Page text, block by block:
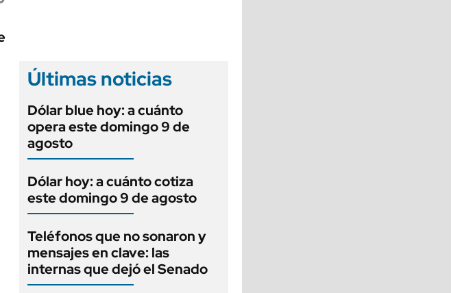
Últimas noticias
Dólar blue hoy: a cuánto
opera este domingo 9 de
agosto
Dólar hoy: a cuánto cotiza
este domingo 9 de agosto
Teléfonos que no sonaron y
mensajes en clave: las
internas que dejó el Senado